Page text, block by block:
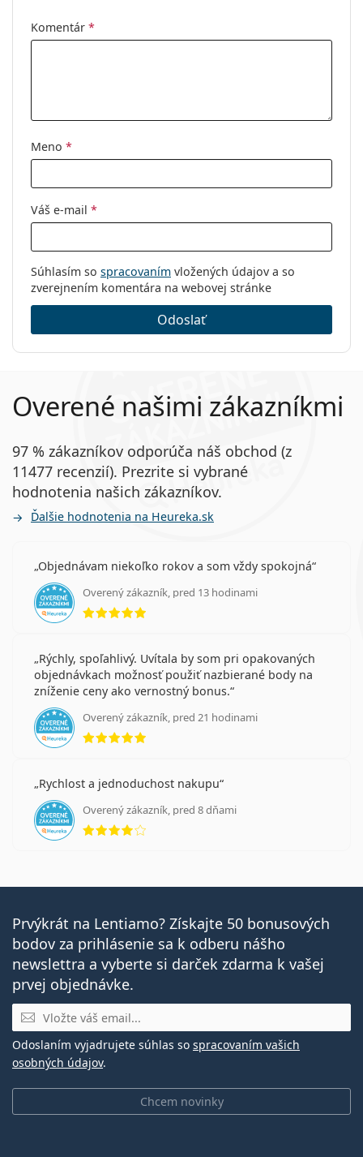
Komentár *
Meno *
Váš e-mail *
Súhlasím so spracovaním vložených údajov a so
zverejnením komentára na webovej stránke
Odoslať
Overené našimi zákazníkmi
97 % zákazníkov odporúča náš obchod (z
11477 recenzií). Prezrite si vybrané
hodnotenia našich zákazníkov.
Ďalšie hodnotenia na Heureka.sk
Objednávam niekoľko rokov a som vždy spokojná
Overený zákazník, pred 13 hodinami
hodnotenie 5 z 5
Rýchly, spoľahlivý. Uvítala by som pri opakovaných
objednávkach možnosť použiť nazbierané body na
zníženie ceny ako vernostný bonus.
Overený zákazník, pred 21 hodinami
hodnotenie 5 z 5
Rychlost a jednoduchost nakupu
Overený zákazník, pred 8 dňami
hodnotenie 4 z 5
Prvýkrát na Lentiamo? Získajte 50 bonusových
bodov za prihlásenie sa k odberu nášho
newslettra a vyberte si darček zdarma k vašej
prvej objednávke.
E-mail
Chcem novinky
Odoslaním vyjadrujete súhlas so spracovaním vašich
osobných údajov.